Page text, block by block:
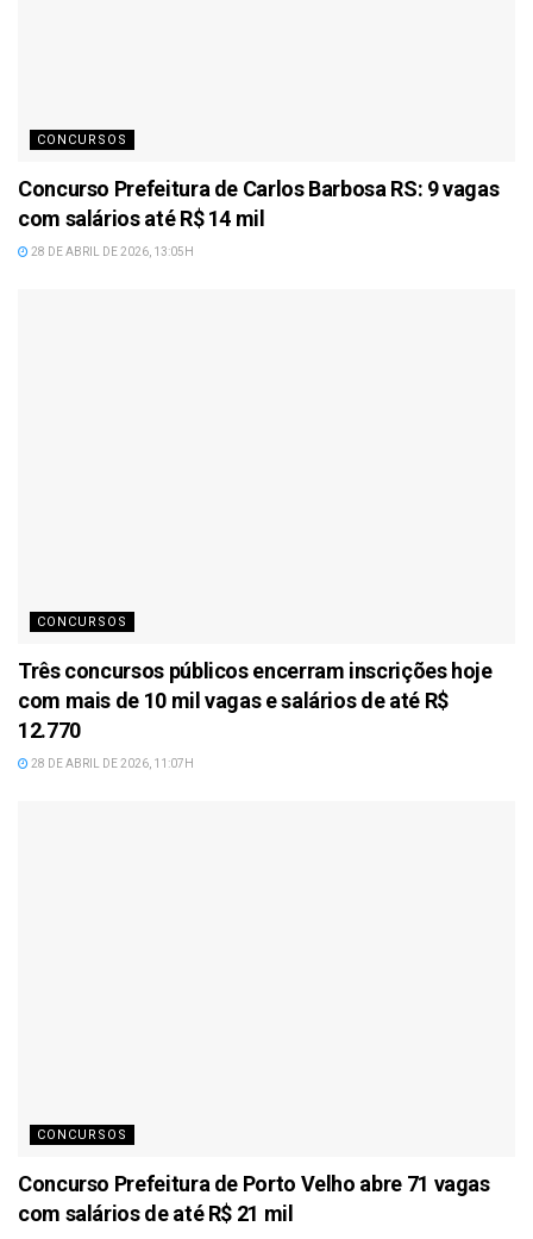
CONCURSOS
Concurso Prefeitura de Carlos Barbosa RS: 9 vagas
com salários até R$ 14 mil
28 DE ABRIL DE 2026, 13:05H
CONCURSOS
Três concursos públicos encerram inscrições hoje
com mais de 10 mil vagas e salários de até R$
12.770
28 DE ABRIL DE 2026, 11:07H
CONCURSOS
Concurso Prefeitura de Porto Velho abre 71 vagas
com salários de até R$ 21 mil